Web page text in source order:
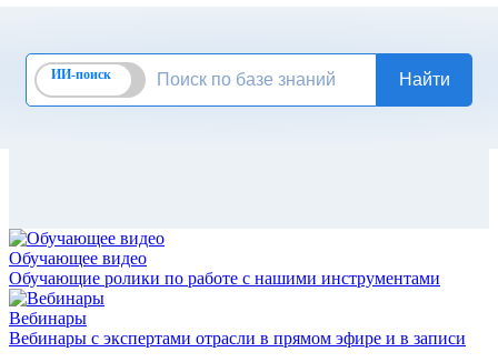
Обучающее видео
Обучающие ролики по работе с нашими инструментами
Вебинары
Вебинары с экспертами отрасли в прямом эфире и в записи